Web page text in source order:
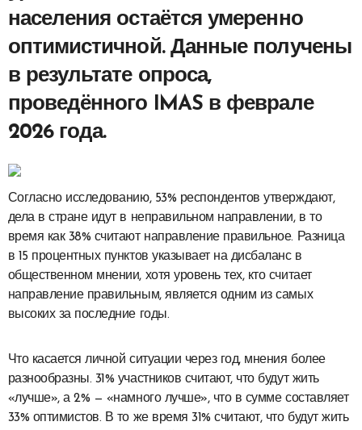
населения остаётся умеренно
оптимистичной. Данные получены
в результате опроса,
проведённого IMAS в феврале
2026 года.
Согласно исследованию, 53% респондентов утверждают,
дела в стране идут в неправильном направлении, в то
время как 38% считают направление правильное. Разница
в 15 процентных пунктов указывает на дисбаланс в
общественном мнении, хотя уровень тех, кто считает
направление правильным, является одним из самых
высоких за последние годы.
Что касается личной ситуации через год, мнения более
разнообразны. 31% участников считают, что будут жить
«лучше», а 2% — «намного лучше», что в сумме составляет
33% оптимистов. В то же время 31% считают, что будут жить